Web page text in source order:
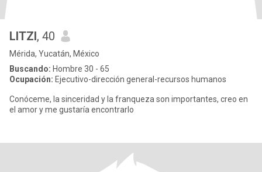
LITZI, 40
Mérida, Yucatán, México
Buscando: Hombre 30 - 65
Ocupación: Ejecutivo-dirección general-recursos humanos
Conóceme, la sinceridad y la franqueza son importantes, creo en
el amor y me gustaría encontrarlo